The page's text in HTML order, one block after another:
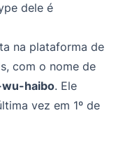
dele é
na plataforma de
com o nome de
haibo. Ele
vez em 1º de